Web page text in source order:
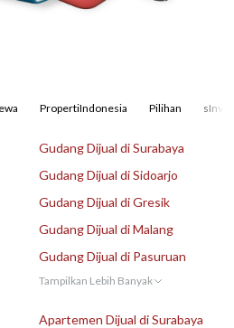
PropertiIndonesia Pilihan
Gudang Dijual di Surabaya
Gudang Dijual di Sidoarjo
Gudang Dijual di Gresik
Gudang Dijual di Malang
Gudang Dijual di Pasuruan
Tampilkan Lebih Banyak
Apartemen Dijual di Surabaya